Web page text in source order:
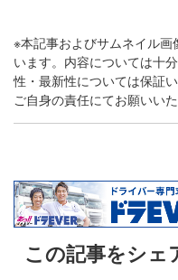
※本記事およびサムネイル
います。内容については十
性・最新性については保証
ご自身の責任にてお願いいた
この記事をシェ